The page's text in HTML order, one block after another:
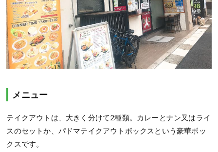
メニュー
テイクアウトは、大きく分けて2種類。カレーとナン又はライ
スのセットか、パドマテイクアウトボックスという豪華ボッ
クスです。